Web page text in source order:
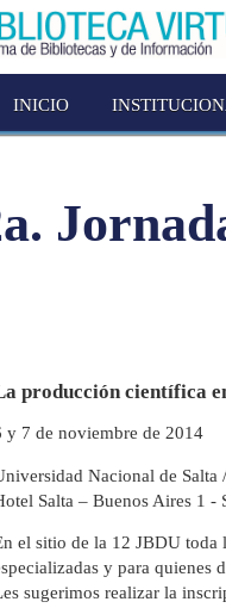
INICIO
producción científica
y 7 de noviembre de 2014
Nacional de Salta
Salta – Buenos Aires 1 -
el sitio de la 12 JBDU toda
y para quienes
sugerimos realizar la